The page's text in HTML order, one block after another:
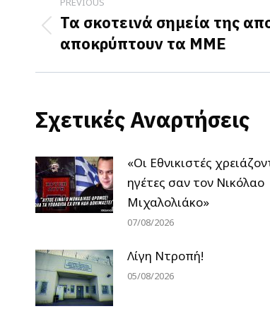
navigation
Previous
post:
Τα σκοτεινά σημεία της
αποκρύπτουν τα ΜΜΕ
Σχετικές Αναρτήσεις
«Οι Εθνικιστές
ηγέτες σαν τον Νικόλαο
Μιχαλολιάκο»
07/08/2026
Λίγη Ντροπή!
05/08/2026